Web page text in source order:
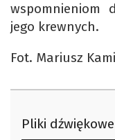
wspomnieniom
jego krewnych.
Fot. Mariusz
Pliki dźwiękowe